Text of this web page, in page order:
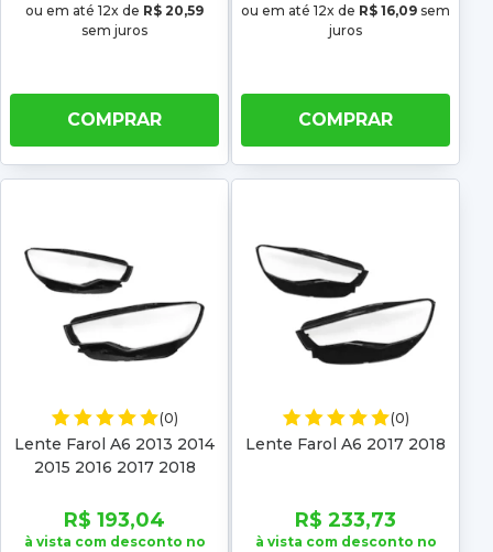
ou em até 12x de R$ 20,59
sem juros
COMPRAR
ou em até 12x de R$ 16,09 sem
juros
COMPRAR
(0)
Lente Farol A6 2013 2014
2015 2016 2017 2018
R$ 193,04
à vista com desconto no
(0)
Lente Farol A6 2017 2018
R$ 233,73
à vista com desconto no